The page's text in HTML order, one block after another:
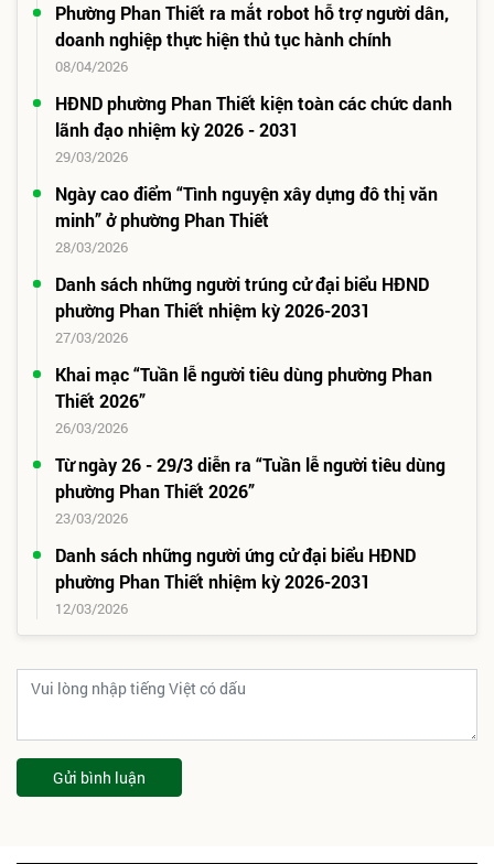
Phường Phan Thiết ra mắt robot hỗ trợ người dân,
doanh nghiệp thực hiện thủ tục hành chính
08/04/2026
HĐND phường Phan Thiết kiện toàn các chức danh
lãnh đạo nhiệm kỳ 2026 - 2031
29/03/2026
Ngày cao điểm “Tình nguyện xây dựng đô thị văn
minh” ở phường Phan Thiết
28/03/2026
Danh sách những người trúng cử đại biểu HĐND
phường Phan Thiết nhiệm kỳ 2026-2031
27/03/2026
Khai mạc “Tuần lễ người tiêu dùng phường Phan
Thiết 2026”
26/03/2026
Từ ngày 26 - 29/3 diễn ra “Tuần lễ người tiêu dùng
phường Phan Thiết 2026”
23/03/2026
Danh sách những người ứng cử đại biểu HĐND
phường Phan Thiết nhiệm kỳ 2026-2031
12/03/2026
Gửi bình luận